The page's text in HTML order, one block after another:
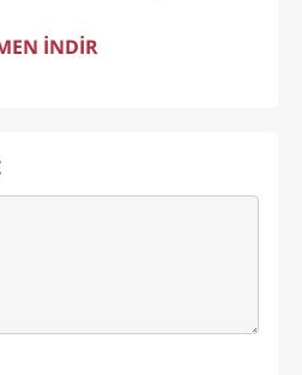
İNDİR